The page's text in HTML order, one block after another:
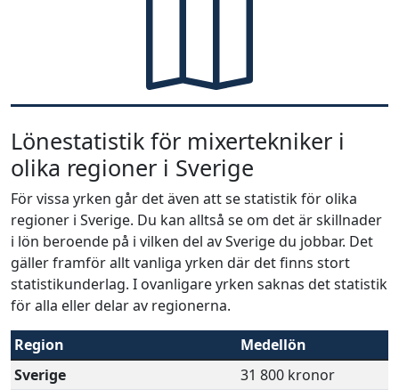
Lönestatistik för mixertekniker i
olika regioner i Sverige
För vissa yrken går det även att se statistik för olika
regioner i Sverige. Du kan alltså se om det är skillnader
i lön beroende på i vilken del av Sverige du jobbar. Det
gäller framför allt vanliga yrken där det finns stort
statistikunderlag. I ovanligare yrken saknas det statistik
för alla eller delar av regionerna.
Region
Medellön
Sverige
31 800 kronor